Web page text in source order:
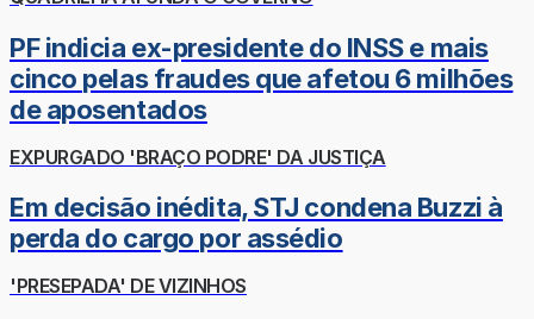
PF indicia ex-presidente do INSS e mais
cinco pelas fraudes que afetou 6 milhões
de aposentados
EXPURGADO 'BRAÇO PODRE' DA JUSTIÇA
Em decisão inédita, STJ condena Buzzi à
perda do cargo por assédio
'PRESEPADA' DE VIZINHOS